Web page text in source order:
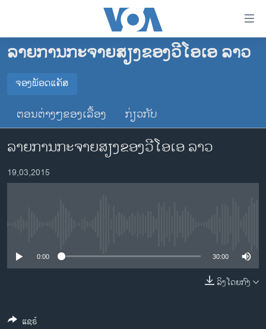
ເຂົ້າ
ຂ້າມ
ໄປ
ຊອກ
ຄົ້ນ
ໂຮມເພຈ
ລາວ
ອາເມຣິກາ
ການເລືອກຕັ້ງ ປະທານາທີບໍດີ ສະຫະລັດ 2024
ຂ່າວ​ຈີນ
ໂລກ
ຊຸມຊົນຊາວລາວ
ພາສາອັງກິດ
ລາຍການກະຈາຍສຽງຂອງວີໂອເອ ລາວ
ຈອງພັອດແຄັສ
ຈອງພັອດແຄັສ
ຕອນຕ່າງໆຂອງເລື້ອງ ກ່ຽວກັບ
ລາຍການກະຈາຍສຽງຂອງວີໂອເອ ລາວ
19,03,2015
0:00 30:00
ລິງໂດຍກົງ
ແຊຣ໌